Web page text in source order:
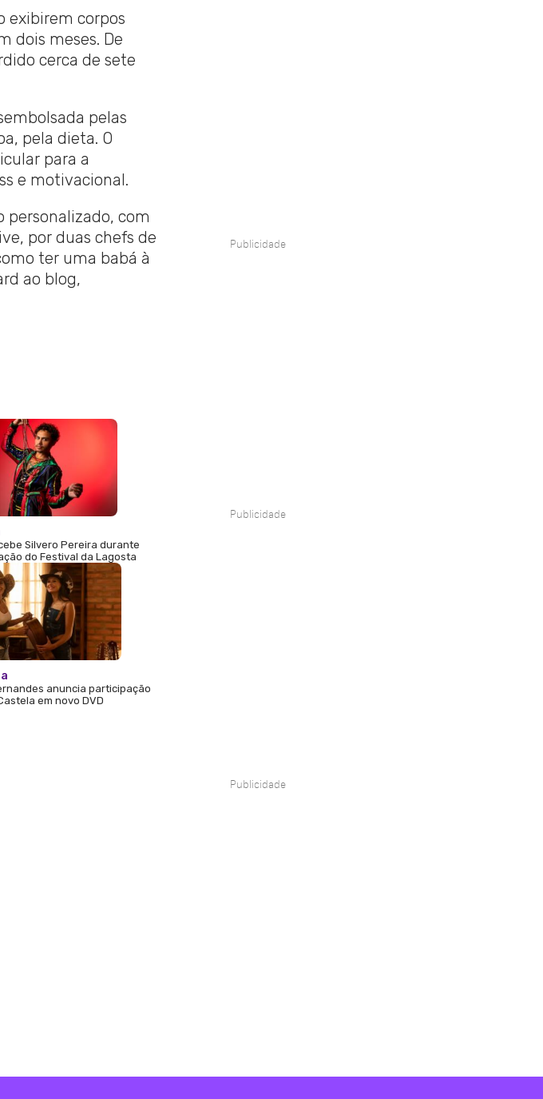
exibirem corpos
dois meses. De
cerca de sete
pelas
pela dieta. O
para a
e motivacional.
personalizado, com
por duas chefs de
ter uma babá à
ao blog,
Silvero Pereira durante
do Festival da Lagosta
anuncia participação
em novo DVD
Publicidade
Publicidade
Publicidade